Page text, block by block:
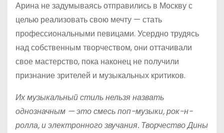
Арина не задумываясь отправились в Москву с
целью реализовать свою мечту — стать
профессиональными певицами. Усердно трудясь
над собственным творчеством, они оттачивали
свое мастерство, пока наконец не получили
признание зрителей и музыкальных критиков.
Их музыкальный стиль нельзя назвать
однозначным — это смесь поп-музыки, рок-н-
ролла, и электронного звучания. Творчество Дины